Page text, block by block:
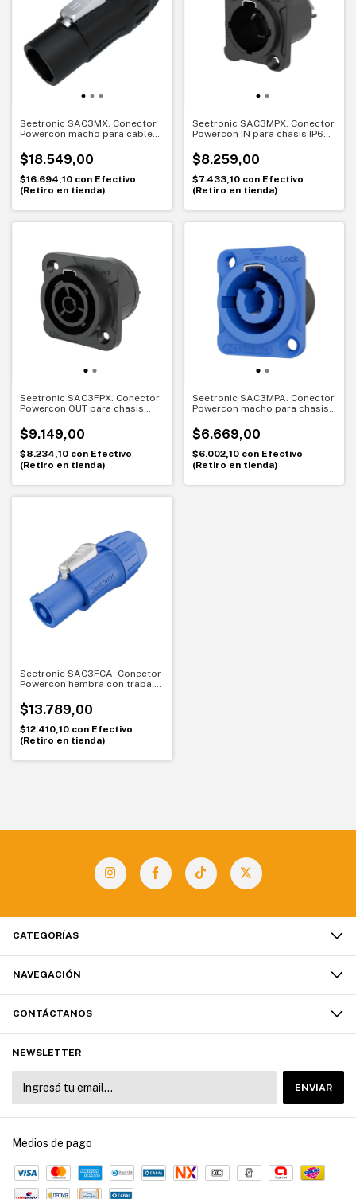
Seetronic SAC3MX. Conector
Powercon macho para cable
exteriores
$18.549,00
$16.694,10 con Efectivo
(Retiro en tienda)
Seetronic SAC3MPX. Conector
Powercon IN para chasis IP65.
exteriores
$8.259,00
$7.433,10 con Efectivo
(Retiro en tienda)
Seetronic SAC3FPX. Conector
Powercon OUT para chasis
exteriores
$9.149,00
$8.234,10 con Efectivo
(Retiro en tienda)
Seetronic SAC3MPA. Conector
Powercon macho para chasis.
$6.669,00
$6.002,10 con Efectivo
(Retiro en tienda)
Seetronic SAC3FCA. Conector
Powercon hembra con traba.
$13.789,00
$12.410,10 con Efectivo
(Retiro en tienda)
CATEGORÍAS
NAVEGACIÓN
CONTÁCTANOS
NEWSLETTER
Medios de pago